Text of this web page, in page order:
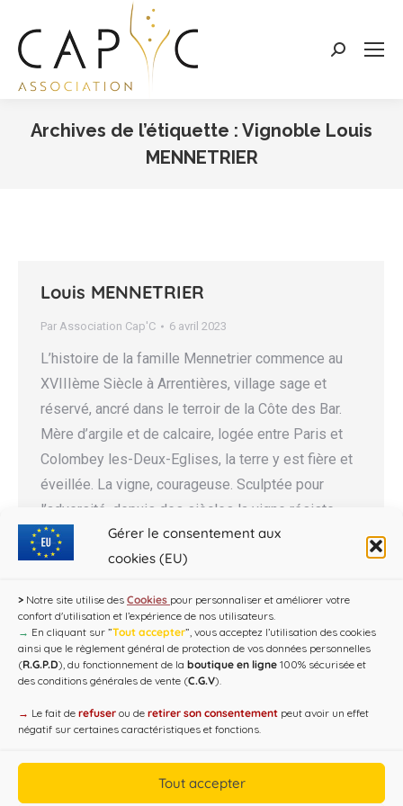
Gérer le consentement aux
cookies (EU)
> Notre site utilise des Cookies pour personnaliser et améliorer votre
confort d'utilisation et l’expérience de nos utilisateurs.
→ En cliquant sur ”Tout accepter”, vous acceptez l’utilisation des cookies
ainsi que le règlement général de protection de vos données personnelles
(R.G.P.D), du fonctionnement de la boutique en ligne 100% sécurisée et
des conditions générales de vente (C.G.V).
→ Le fait de refuser ou de retirer son consentement peut avoir un effet
négatif sur certaines caractéristiques et fonctions.
Tout accepter
Search:
Archives de l’étiquette : Vignoble Louis
MENNETRIER
Louis MENNETRIER
Par Association Cap'C 6 avril 2023
L’histoire de la famille Mennetrier commence au
XVIIIème Siècle à Arrentières, village sage et
réservé, ancré dans le terroir de la Côte des Bar.
Mère d’argile et de calcaire, logée entre Paris et
Colombey les-Deux-Eglises, la terre y est fière et
éveillée. La vigne, courageuse. Sculptée pour
l’adversité, depuis des siècles la vigne résiste,
frondeuse,…